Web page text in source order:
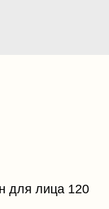
для лица 120